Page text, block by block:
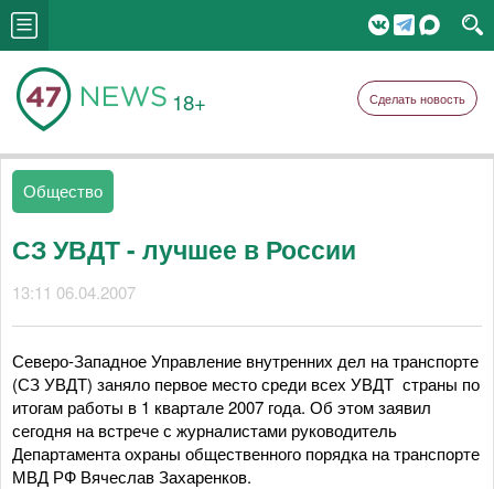
18+ Сделать новость
Общество
СЗ УВДТ - лучшее в России
13:11 06.04.2007
Северо-Западное Управление внутренних дел на транспорте
(СЗ УВДТ) заняло первое место среди всех УВДТ страны по
итогам работы в 1 квартале 2007 года. Об этом заявил
сегодня на встрече с журналистами руководитель
Департамента охраны общественного порядка на транспорте
МВД РФ Вячеслав Захаренков.